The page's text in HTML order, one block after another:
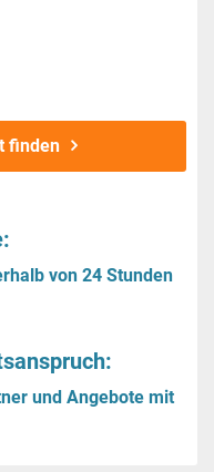
finden
von 24 Stunden
und Angebote mit